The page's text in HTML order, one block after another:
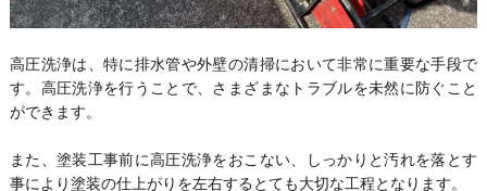
高圧洗浄は、特に排水管や外壁の清掃において非常に重要な手段で
す。高圧洗浄を行うことで、さまざまなトラブルを未然に防ぐこと
ができます。
また、塗装工事前に高圧洗浄をおこない、しっかりと汚れを落とす
事により塗装の仕上がりを左右するとても大切な工程となります。